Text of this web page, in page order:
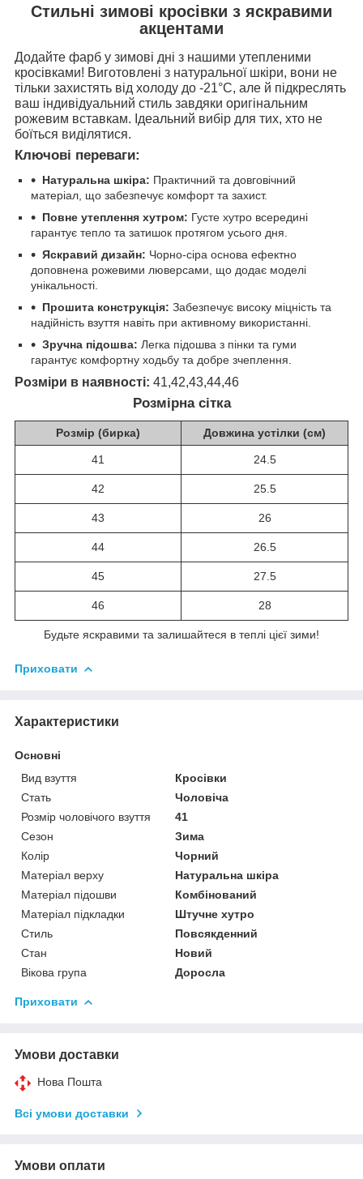
Стильні зимові кросівки з яскравими
акцентами
Додайте фарб у зимові дні з нашими утепленими
кросівками! Виготовлені з натуральної шкіри, вони не
тільки захистять від холоду до -21°C, але й підкреслять
ваш індивідуальний стиль завдяки оригінальним
рожевим вставкам. Ідеальний вибір для тих, хто не
боїться виділятися.
Ключові переваги:
Натуральна шкіра: Практичний та довговічний
матеріал, що забезпечує комфорт та захист.
Повне утеплення хутром: Густе хутро всередині
гарантує тепло та затишок протягом усього дня.
Яскравий дизайн: Чорно-сіра основа ефектно
доповнена рожевими люверсами, що додає моделі
унікальності.
Прошита конструкція: Забезпечує високу міцність та
надійність взуття навіть при активному використанні.
Зручна підошва: Легка підошва з пінки та гуми
гарантує комфортну ходьбу та добре зчеплення.
Розміри в наявності: 41,42,43,44,46
Розмірна сітка
Розмір (бирка) Довжина устілки (см)
41 24.5
42 25.5
43 26
44 26.5
45 27.5
46 28
Будьте яскравими та залишайтеся в теплі цієї зими!
Приховати
Характеристики
Основні
Вид взуття
Кросівки
Стать
Чоловіча
Розмір чоловічого взуття
41
Сезон
Зима
Колір
Чорний
Матеріал верху
Натуральна шкіра
Матеріал підошви
Комбінований
Матеріал підкладки
Штучне хутро
Стиль
Повсякденний
Стан
Новий
Вікова група
Доросла
Приховати
Умови доставки
Нова Пошта
Всі умови доставки
Умови оплати